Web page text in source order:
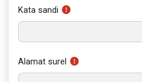
Kata sandi
Alamat surel